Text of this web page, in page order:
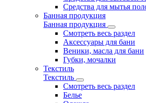
Средства для мытья
Банная продукция
Банная продукция
Смотреть весь раздел
Аксессуары для бани
Веники, масла для бани
Губки, мочалки
Текстиль
Текстиль
Смотреть весь раздел
Белье